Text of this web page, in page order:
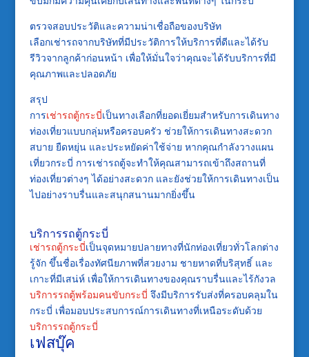
ตรวจสอบประวัติและความน่าเชื่อถือของบริษัท
เลือกเช่ารถจากบริษัทที่มีประวัติการให้บริการที่ดีและได้รับ
รีวิวจากลูกค้าก่อนหน้า เพื่อให้มั่นใจว่าคุณจะได้รับบริการที่มี
คุณภาพและปลอดภัย
สรุป
การเช่ารถตู้กระบี่เป็นทางเลือกที่ยอดเยี่ยมสำหรับการเดินทาง
ท่องเที่ยวแบบกลุ่มหรือครอบครัว ช่วยให้การเดินทางสะดวก
สบาย ยืดหยุ่น และประหยัดค่าใช้จ่าย หากคุณกำลังวางแผน
เที่ยวกระบี่ การเช่ารถตู้จะทำให้คุณสามารถเข้าถึงสถานที่
ท่องเที่ยวต่างๆ ได้อย่างสะดวก และยังช่วยให้การเดินทางเป็น
ไปอย่างราบรื่นและสนุกสนานมากยิ่งขึ้น
บริการรถตู้กระบี่
เช่ารถตู้กระบี่เป็นจุดหมายปลายทางที่นักท่องเที่ยวทั่วโลกต่าง
รู้จัก ขึ้นชื่อเรื่องทัศนียภาพที่สวยงาม ชายหาดที่บริสุทธิ์ และ
เกาะที่มีเสน่ห์ เพื่อให้การเดินทางของคุณราบรื่นและไร้กังวล
บริการรถตู้พร้อมคนขับกระบี่ จึงมีบริการรับส่งที่ครอบคลุมใน
กระบี่ เพื่อมอบประสบการณ์การเดินทางที่เหนือระดับด้วย
บริการรถตู้กระบี่
เฟสบุ๊ค